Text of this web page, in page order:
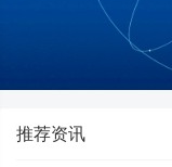
推荐资讯